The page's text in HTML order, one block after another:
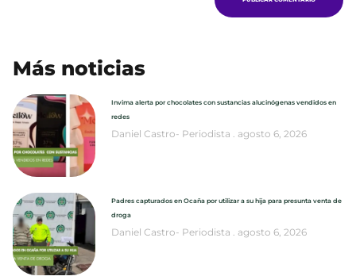
Más noticias
Invima alerta por chocolates con sustancias alucinógenas vendidos en
redes
Daniel Castro- Periodista agosto 6, 2026
Padres capturados en Ocaña por utilizar a su hija para presunta venta de
droga
Daniel Castro- Periodista agosto 6, 2026